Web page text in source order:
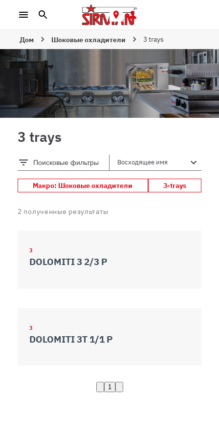
Дом Шоковые охладители 3 trays
3 trays
Поисковые фильтры
Макро: Шоковые охладители 3-trays
2 полученные результаты
3
DOLOMITI 3 2/3 P
3
DOLOMITI 3T 1/1 P
1